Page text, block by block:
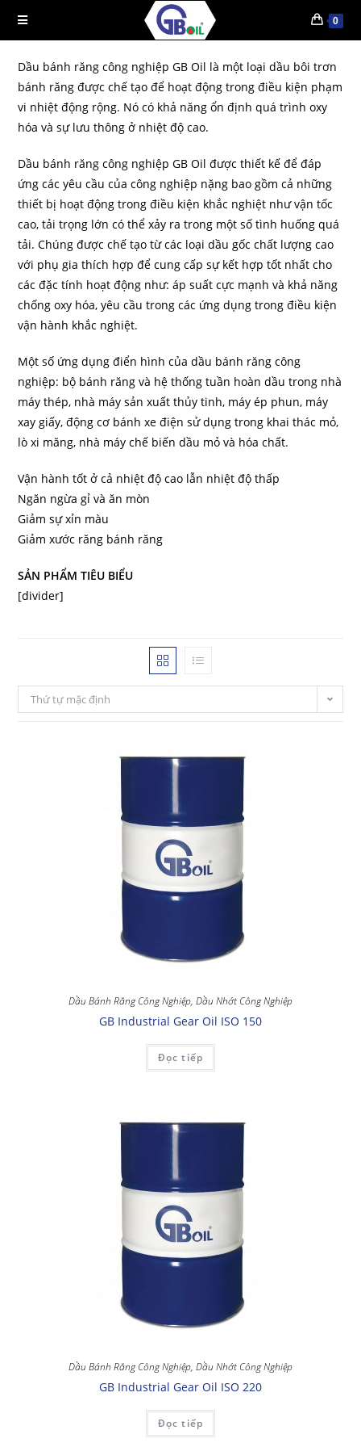
0
Dầu bánh răng công nghiệp GB Oil là một loại dầu bôi trơn
bánh răng được chế tạo để hoạt động trong điều kiện phạm
vi nhiệt động rộng. Nó có khả năng ổn định quá trình oxy
hóa và sự lưu thông ở nhiệt độ cao.
Dầu bánh răng công nghiệp GB Oil được thiết kế để đáp
ứng các yêu cầu của công nghiệp nặng bao gồm cả những
thiết bị hoạt động trong điều kiện khắc nghiệt như vận tốc
cao, tải trọng lớn có thể xảy ra trong một số tình huống quá
tải. Chúng được chế tạo từ các loại dầu gốc chất lượng cao
với phụ gia thích hợp để cung cấp sự kết hợp tốt nhất cho
các đặc tính hoạt động như: áp suất cực mạnh và khả năng
chống oxy hóa, yêu cầu trong các ứng dụng trong điều kiện
vận hành khắc nghiệt.
Một số ứng dụng điển hình của dầu bánh răng công
nghiệp: bộ bánh răng và hệ thống tuần hoàn dầu trong nhà
máy thép, nhà máy sản xuất thủy tinh, máy ép phun, máy
xay giấy, động cơ bánh xe điện sử dụng trong khai thác mỏ,
lò xi măng, nhà máy chế biến dầu mỏ và hóa chất.
Vận hành tốt ở cả nhiệt độ cao lẫn nhiệt độ thấp
Ngăn ngừa gỉ và ăn mòn
Giảm sự xỉn màu
Giảm xước răng bánh răng
SẢN PHẨM TIÊU BIỂU
[divider]
Thứ tự mặc định
Dầu Bánh Răng Công Nghiệp, Dầu Nhớt Công Nghiệp
GB Industrial Gear Oil ISO 150
Đọc tiếp
Dầu Bánh Răng Công Nghiệp, Dầu Nhớt Công Nghiệp
GB Industrial Gear Oil ISO 220
Đọc tiếp